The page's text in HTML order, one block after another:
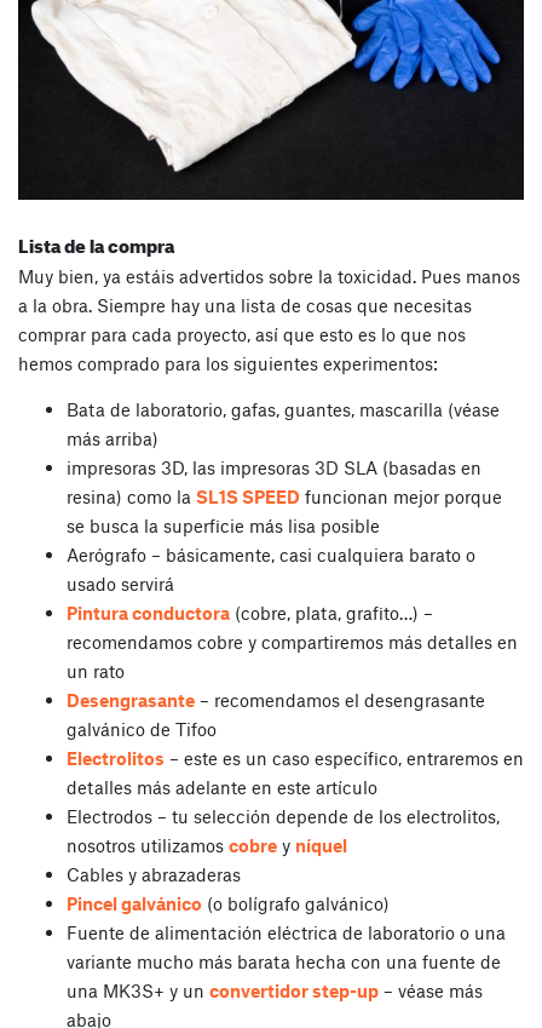
Lista de la compra
Muy bien, ya estáis advertidos sobre la toxicidad. Pues manos
a la obra. Siempre hay una lista de cosas que necesitas
comprar para cada proyecto, así que esto es lo que nos
hemos comprado para los siguientes experimentos:
Bata de laboratorio, gafas, guantes, mascarilla (véase
más arriba)
impresoras 3D, las impresoras 3D SLA (basadas en
resina) como la SL1S SPEED funcionan mejor porque
se busca la superficie más lisa posible
Aerógrafo – básicamente, casi cualquiera barato o
usado servirá
Pintura conductora (cobre, plata, grafito…) –
recomendamos cobre y compartiremos más detalles en
un rato
Desengrasante – recomendamos el desengrasante
galvánico de Tifoo
Electrolitos – este es un caso específico, entraremos en
detalles más adelante en este artículo
Electrodos – tu selección depende de los electrolitos,
nosotros utilizamos cobre y níquel
Cables y abrazaderas
Pincel galvánico (o bolígrafo galvánico)
Fuente de alimentación eléctrica de laboratorio o una
variante mucho más barata hecha con una fuente de
una MK3S+ y un convertidor step-up – véase más
abajo